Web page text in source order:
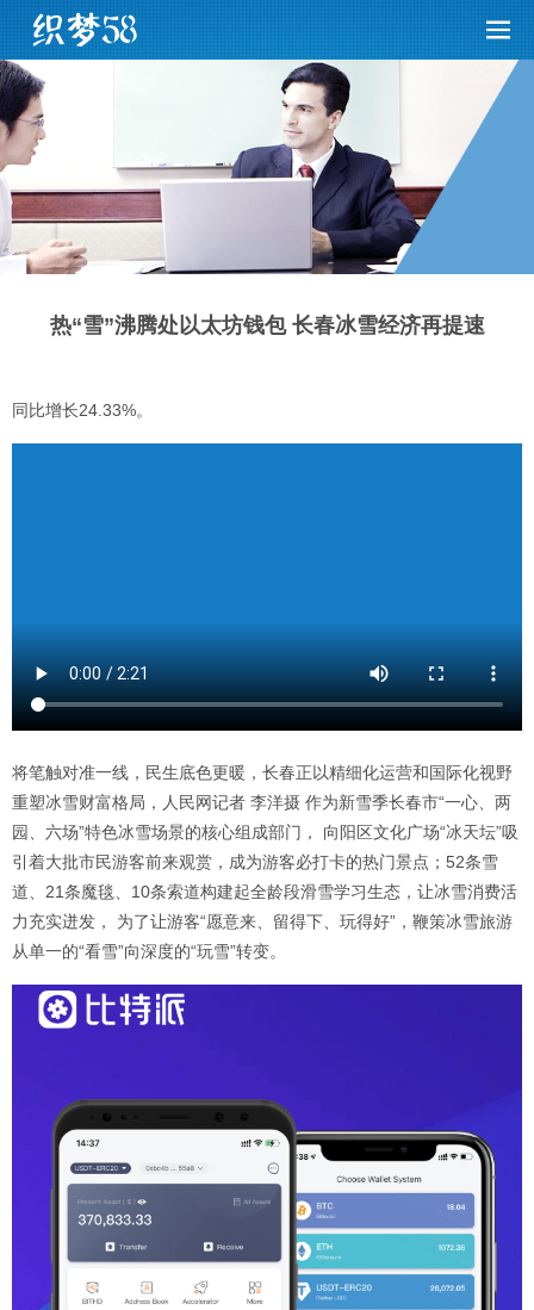
热“雪”沸腾处以太坊钱包 长春冰雪经济再提速
同比增长24.33%。
将笔触对准一线，民生底色更暖，长春正以精细化运营和国际化视野
重塑冰雪财富格局，人民网记者 李洋摄 作为新雪季长春市“一心、两
园、六场”特色冰雪场景的核心组成部门， 向阳区文化广场“冰天坛”吸
引着大批市民游客前来观赏，成为游客必打卡的热门景点；52条雪
道、21条魔毯、10条索道构建起全龄段滑雪学习生态，让冰雪消费活
力充实迸发， 为了让游客“愿意来、留得下、玩得好”，鞭策冰雪旅游
从单一的“看雪”向深度的“玩雪”转变。